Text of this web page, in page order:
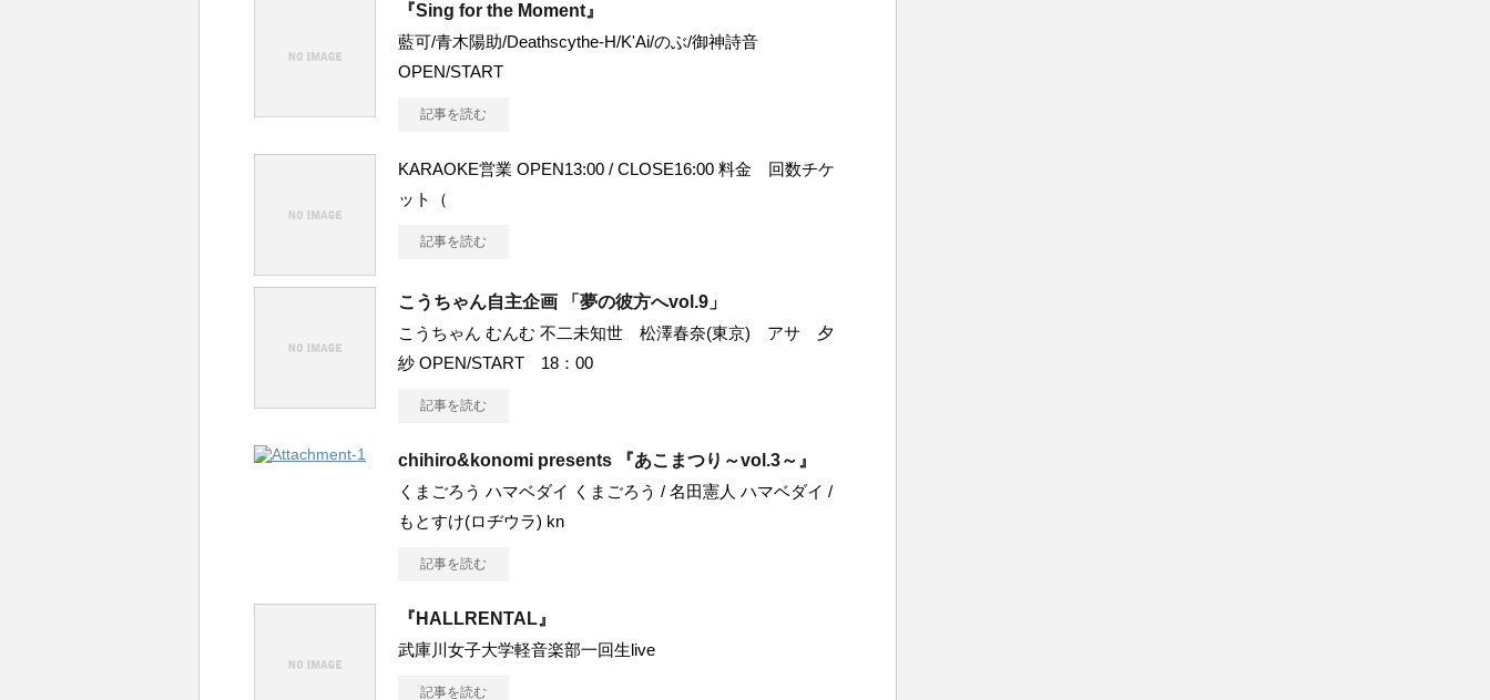
『Sing for the Moment』
藍可/青木陽助/Deathscythe-H/K'Ai/のぶ/御神詩音
OPEN/START
記事を読む
KARAOKE営業 OPEN13:00 / CLOSE16:00 料金 回数チケ
ット（
記事を読む
こうちゃん自主企画 「夢の彼方へvol.9」
こうちゃん むんむ 不二未知世 松澤春奈(東京) アサ 夕
紗 OPEN/START 18：00
記事を読む
chihiro&konomi presents 『あこまつり～vol.3～』
くまごろう ハマベダイ くまごろう / 名田憲人 ハマベダイ /
もとすけ(ロヂウラ) kn
記事を読む
『HALLRENTAL』
武庫川女子大学軽音楽部一回生live
記事を読む